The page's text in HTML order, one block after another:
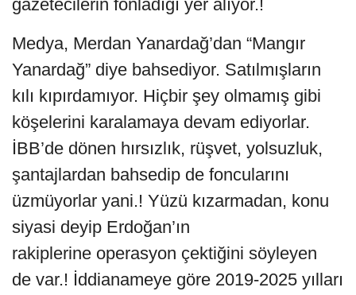
gazetecilerin fonladığı yer alıyor.!
Medya, Merdan Yanardağ’dan “Mangır
Yanardağ” diye bahsediyor. Satılmışların
kılı kıpırdamıyor. Hiçbir şey olmamış gibi
köşelerini karalamaya devam ediyorlar.
İBB’de dönen hırsızlık, rüşvet, yolsuzluk,
şantajlardan bahsedip de foncularını
üzmüyorlar yani.! Yüzü kızarmadan, konu
siyasi deyip Erdoğan’ın
rakiplerine operasyon çektiğini söyleyen
de var.! İddianameye göre 2019-2025 yılları